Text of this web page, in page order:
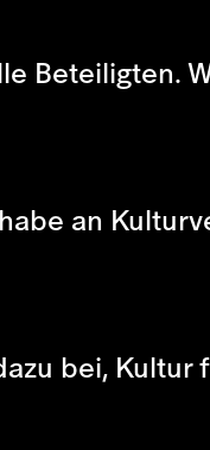
Beteiligten.
an
bei,